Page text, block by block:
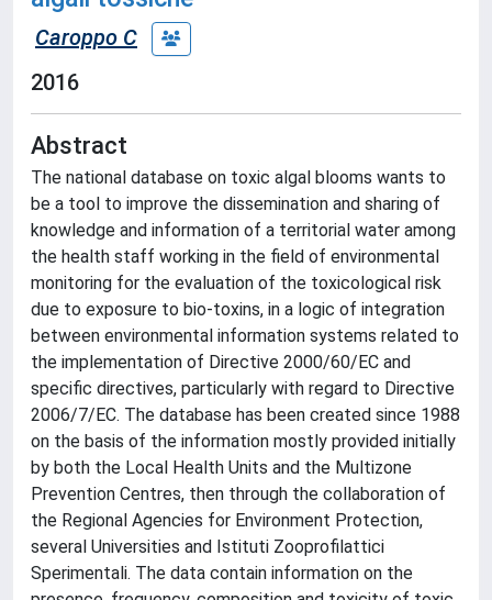
Caroppo C
2016
Abstract
The national database on toxic algal blooms wants to
be a tool to improve the dissemination and sharing of
knowledge and information of a territorial water among
the health staff working in the field of environmental
monitoring for the evaluation of the toxicological risk
due to exposure to bio-toxins, in a logic of integration
between environmental information systems related to
the implementation of Directive 2000/60/EC and
specific directives, particularly with regard to Directive
2006/7/EC. The database has been created since 1988
on the basis of the information mostly provided initially
by both the Local Health Units and the Multizone
Prevention Centres, then through the collaboration of
the Regional Agencies for Environment Protection,
several Universities and Istituti Zooprofilattici
Sperimentali. The data contain information on the